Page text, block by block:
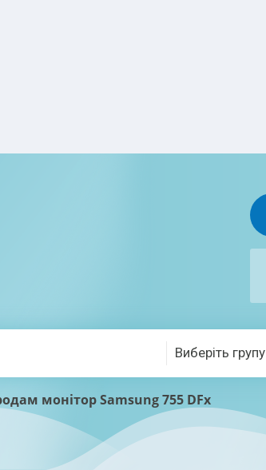
Виберіть групу
монітор Samsung 755 DFx